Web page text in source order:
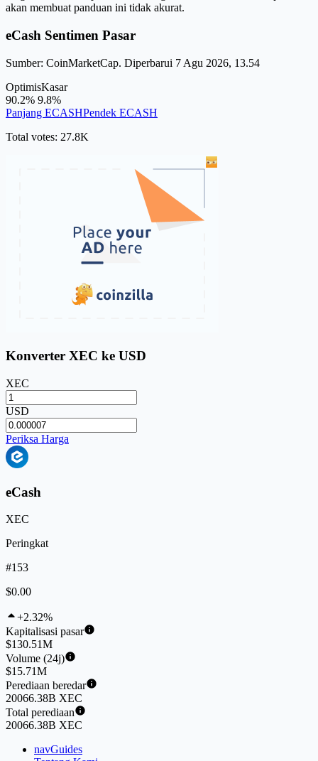
akan membuat panduan ini tidak akurat.
eCash Sentimen Pasar
Sumber: CoinMarketCap. Diperbarui 7 Agu 2026, 13.54
OptimisKasar
90.2% 9.8%
Panjang ECASHPendek ECASH
Total votes: 27.8K
Konverter XEC ke USD
XEC
USD
Periksa Harga
eCash
XEC
Peringkat
#153
$0.00
+2.32%
Kapitalisasi pasar
$130.51M
Volume (24j)
$15.71M
Perediaan beredar
20066.38B XEC
Total perediaan
20066.38B XEC
navGuides